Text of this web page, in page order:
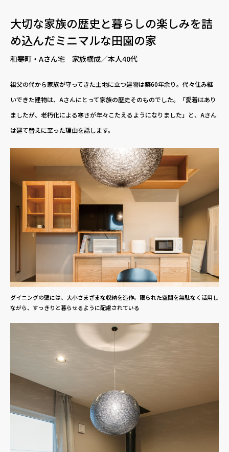
大切な家族の歴史と暮らしの楽しみを詰
め込んだミニマルな田園の家
和寒町・Aさん宅 家族構成／本人40代
祖父の代から家族が守ってきた土地に立つ建物は築60年余り。代々住み継
いできた建物は、Aさんにとって家族の歴史そのものでした。「愛着はあり
ましたが、老朽化による寒さが年々こたえるようになりました」と、Aさん
は建て替えに至った理由を話します。
ダイニングの壁には、大小さまざまな収納を造作。限られた空間を無駄なく活用し
ながら、すっきりと暮らせるように配慮されている